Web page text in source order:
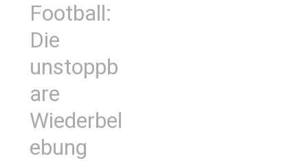
Football:
Die
unstoppb
are
Wiederbel
ebung